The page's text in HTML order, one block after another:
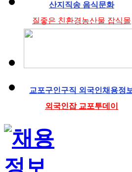
산지직송 음식문화
질좋은 친환경농산물 잡식몰
교포구인구직 외국인채용정
외국인잡 교포투데이